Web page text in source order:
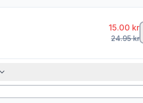
15.00 kr
24.95kr